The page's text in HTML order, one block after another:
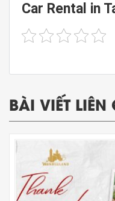
Car Rental in
BÀI VIẾT LIÊN